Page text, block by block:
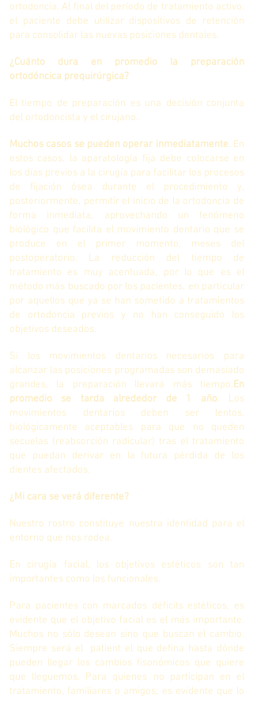
ortodoncia. Al final del período de tratamiento activo,
el paciente debe utilizar dispositivos de retención
para consolidar las nuevas posiciones dentales.
¿Cuánto dura en promedio la preparación
ortodóncica prequirúrgica?
El tiempo de preparación es una decisión conjunta
del ortodoncista y el cirujano.
Muchos casos se pueden operar inmediatamente. En
estos casos, la aparatología fija debe colocarse en
los días previos a la cirugía para facilitar los procesos
de fijación ósea durante el procedimiento y,
posteriormente, permitir el inicio de la ortodoncia de
forma inmediata, aprovechando un fenómeno
biológico que facilita el movimiento dentario que se
produce en el primer momento. meses del
postoperatorio. La reducción del tiempo de
tratamiento es muy acentuada, por lo que es el
método más buscado por los pacientes, en particular
por aquellos que ya se han sometido a tratamientos
de ortodoncia previos y no han conseguido los
objetivos deseados.
Si los movimientos dentarios necesarios para
alcanzar las posiciones programadas son demasiado
grandes, la preparación llevará más tiempo.En
promedio se tarda alrededor de 1 año. Los
movimientos dentarios deben ser lentos,
biológicamente aceptables para que no queden
secuelas (reabsorción radicular) tras el tratamiento
que puedan derivar en la futura pérdida de los
dientes afectados.
¿Mi cara se verá diferente?
Nuestro rostro constituye nuestra identidad para el
entorno que nos rodea.
En cirugía facial, los objetivos estéticos son tan
importantes como los funcionales.
Para pacientes con marcados déficits estéticos, es
evidente que el objetivo facial es el más importante.
Muchos no sólo desean sino que buscan el cambio.
Siempre será el patient el que defina hasta dónde
pueden llegar los cambios fisonómicos que quiere
que lleguemos. Para quienes no participan en el
tratamiento, familiares o amigos, es evidente que lo